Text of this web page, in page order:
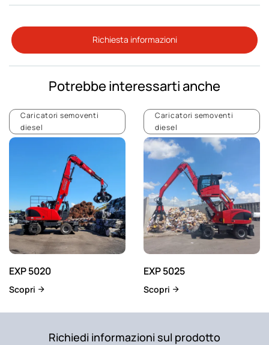
Richiesta informazioni
Potrebbe interessarti anche
Caricatori semoventi
diesel
EXP 5020
Scopri
Caricatori semoventi
diesel
EXP 5025
Scopri
Richiedi informazioni sul prodotto